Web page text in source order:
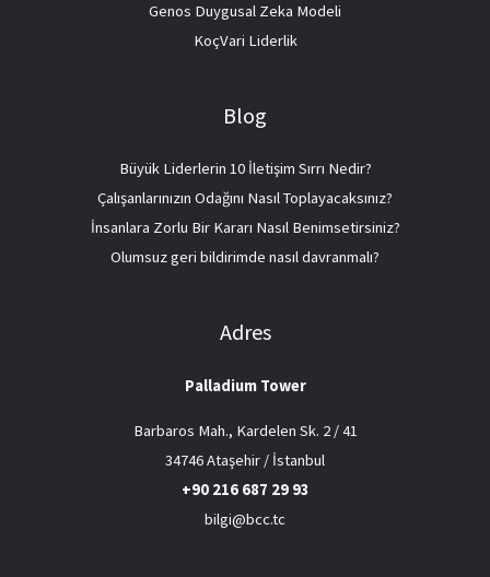
Genos Duygusal Zeka Modeli
KoçVari Liderlik
Blog
Büyük Liderlerin 10 İletişim Sırrı Nedir?
Çalışanlarınızın Odağını Nasıl Toplayacaksınız?
İnsanlara Zorlu Bir Kararı Nasıl Benimsetirsiniz?
Olumsuz geri bildirimde nasıl davranmalı?
Adres
Palladium Tower
Barbaros Mah., Kardelen Sk. 2 / 41
34746 Ataşehir / İstanbul
+90 216 687 29 93
bilgi@bcc.tc